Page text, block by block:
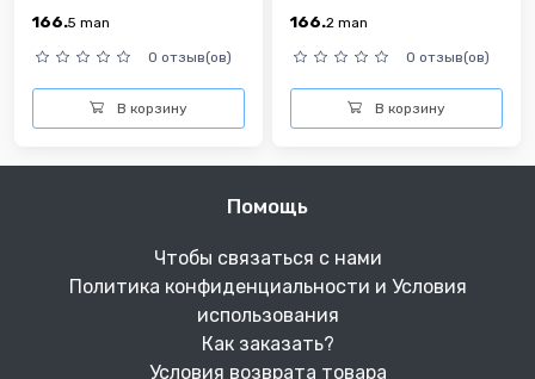
166.5 man
0 отзыв(ов)
В корзину
166.2 man
0 отзыв(ов)
В корзину
Помощь
Чтобы связаться с нами
Политика конфиденциальности и Условия
использования
Как заказать?
Условия возврата товара